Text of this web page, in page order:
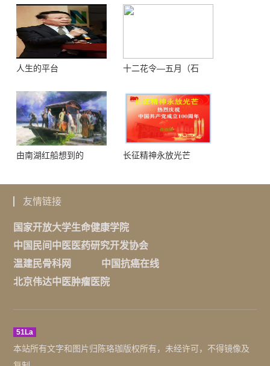
人生的平台
十二花令—五月（石
由南湖红船想到的 长征精神永放光芒
友情链接
国家开放大学生命健康学院
中国民间中医医药研究开发协会
温建民骨科网
中国抗癌在线
北京伟达中医肿瘤医院
51La
本站所有文字和图片归陈珞珈版权所有，未经许可，不得镜像及